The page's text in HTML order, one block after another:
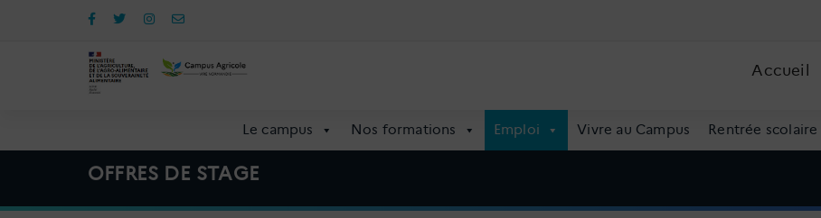
Accueil
Le campus Nos formations Emploi Vivre au Campus Rentrée scolaire
OFFRES DE STAGE